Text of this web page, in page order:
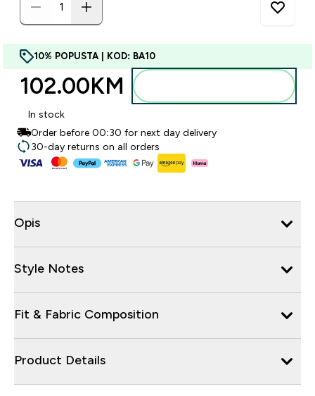
10% POPUSTA | KOD: BA10
102.00KM‎
In stock
Order before 00:30 for next day delivery
30-day returns on all orders
Opis
Style Notes
Fit & Fabric Composition
Product Details